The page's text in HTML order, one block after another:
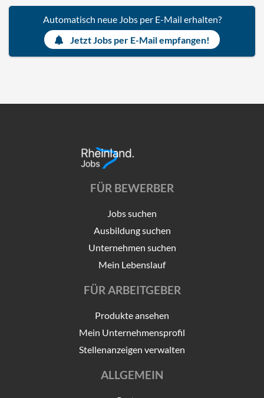
Automatisch neue Jobs per E-Mail erhalten?
Jetzt Jobs per E-Mail empfangen!
FÜR BEWERBER
Jobs suchen
Ausbildung suchen
Unternehmen suchen
Mein Lebenslauf
FÜR ARBEITGEBER
Produkte ansehen
Mein Unternehmensprofil
Stellenanzeigen verwalten
ALLGEMEIN